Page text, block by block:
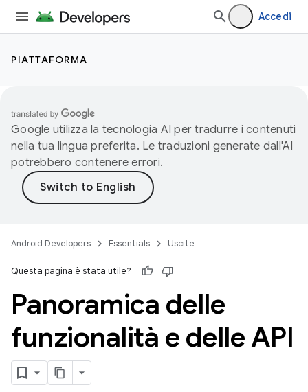
Accedi
PIATTAFORMA
Google utilizza la tecnologia AI per tradurre i contenuti
nella tua lingua preferita. Le traduzioni generate dall'AI
potrebbero contenere errori.
Android Developers Essentials Uscite
Questa pagina è stata utile?
Panoramica delle
funzionalità e delle API